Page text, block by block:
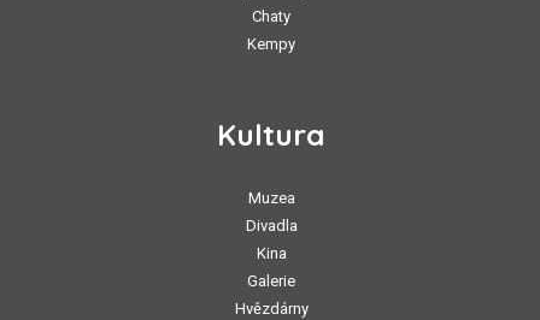
Chaty
Kempy
Kultura
Muzea
Divadla
Kina
Galerie
Hvězdárny